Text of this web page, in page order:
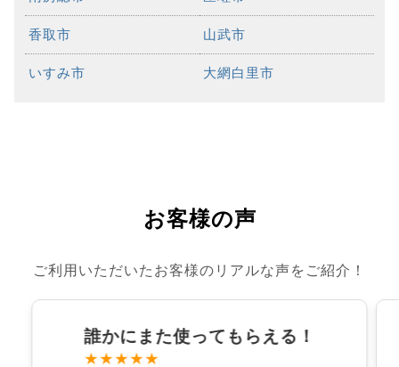
香取市 山武市
いすみ市 大網白里市
お客様の声
ご利用いただいたお客様のリアルな声をご紹介！
誰かにまた使ってもらえる！
★★★★★